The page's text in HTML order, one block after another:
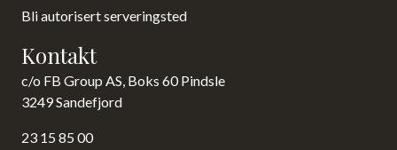
Bli autorisert serveringsted
Kontakt
c/o FB Group AS, Boks 60 Pindsle
3249 Sandefjord
23 15 85 00